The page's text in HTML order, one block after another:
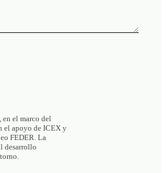
en el marco del
el apoyo de ICEX y
FEDER. La
desarrollo